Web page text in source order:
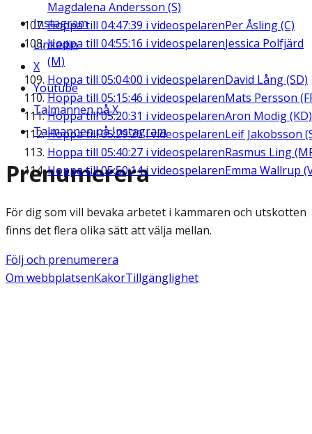
Magdalena Andersson (S)
Hoppa till 04:47:39 i videospelarenPer Åsling (C)
Hoppa till 04:55:16 i videospelarenJessica Polfjärd
(M)
Hoppa till 05:04:00 i videospelarenDavid Lång (SD)
Hoppa till 05:15:46 i videospelarenMats Persson
Hoppa till05:20:31 i videospelarenAron Modig (KD)
Hoppa till05:29:26i videospelarenLeif Jakobsson
Hoppa till 05:40:27 i videospelarenRasmus Ling
Hoppa till05:50:14i videospelarenEmma Wallrup
Instagram
Linkedin
X
Youtube
Talmannen på X
Talmannen på Instagram
Prenumerera
För dig som vill bevaka arbetet i kammaren och utskotten
finns det flera olika sätt att välja mellan.
Följ och prenumerera
Om webbplatsenKakorTillgänglighet